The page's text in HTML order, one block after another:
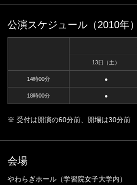
公演スケジュール（2010年）
13日（土）
14時00分 ●
18時00分 ●
※ 受付は開演の60分前、開場は30分前
会場
やわらぎホール（学習院女子大学内）